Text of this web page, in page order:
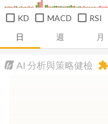
日 週 月
KD MACD RSI
AI 分析與策略健檢 extension